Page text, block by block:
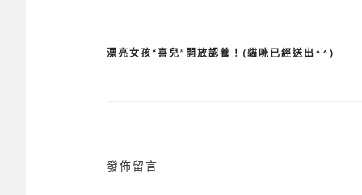
文
漂亮女孩“喜兒”開放認養！(貓咪已經送出^^)
發佈留言